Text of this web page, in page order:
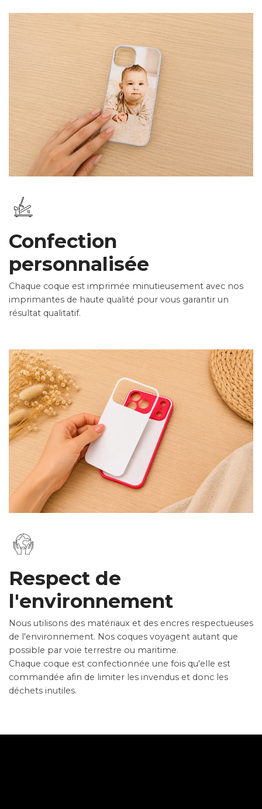
Confection
personnalisée
Chaque coque est imprimée minutieusement avec nos
imprimantes de haute qualité pour vous garantir un
résultat qualitatif.
Respect de
l'environnement
Nous utilisons des matériaux et des encres respectueuses
de l'environnement. Nos coques voyagent autant que
possible par voie terrestre ou maritime.
Chaque coque est confectionnée une fois qu'elle est
commandée afin de limiter les invendus et donc les
déchets inutiles.